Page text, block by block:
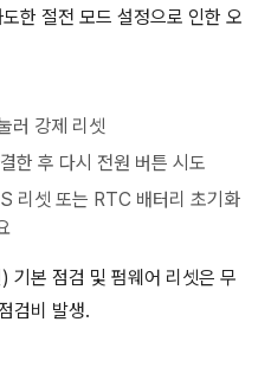
한 절전 모드 설정으로 인한 오
러 강제 리셋
한 후 다시 전원 버튼 시도
리셋 또는 RTC 배터리 초기화
기본 점검 및 펌웨어 리셋은 무
검비 발생.